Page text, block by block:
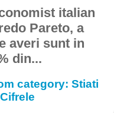
italian
Pareto, a
averi sunt in
din...
category: Stiati